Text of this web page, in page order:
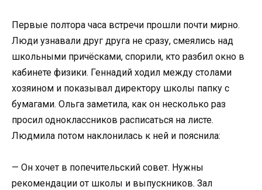
Первые полтора часа встречи прошли почти мирно.
Люди узнавали друг друга не сразу, смеялись над
школьными причёсками, спорили, кто разбил окно в
кабинете физики. Геннадий ходил между столами
хозяином и показывал директору школы папку с
бумагами. Ольга заметила, как он несколько раз
просил одноклассников расписаться на листе.
Людмила потом наклонилась к ней и пояснила:
— Он хочет в попечительский совет. Нужны
рекомендации от школы и выпускников. Зал